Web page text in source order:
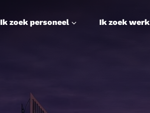
Ik zoek personeel Ik zoek werk